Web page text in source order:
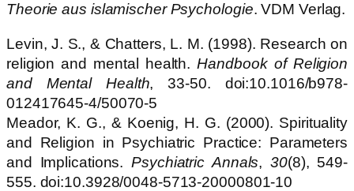
Theorie aus islamischer Psychologie. VDM Verlag.
Levin, J. S., & Chatters, L. M. (1998). Research on
religion and mental health.Handbook of Religion
and Mental Health, 33-50. doi:10.1016/b978-
012417645-4/50070-5
Meador, K. G., & Koenig, H. G. (2000). Spirituality
and Religion in Psychiatric Practice: Parameters
and Implications.Psychiatric Annals,30(8), 549-
555. doi:10.3928/0048-5713-20000801-10